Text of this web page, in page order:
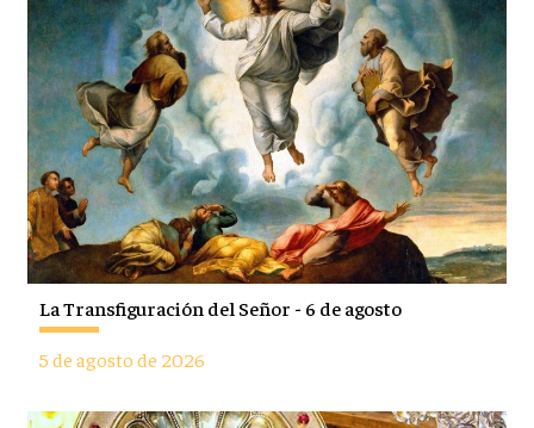
La Transfiguración del Señor - 6 de agosto
5 de agosto de 2026